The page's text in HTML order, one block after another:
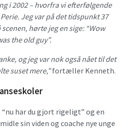
i 2002 – hvorfra vi efterfølgende
Jeg var på det tidspunkt 37
hørte jeg en sige: “Wow
the old guy”.
og jeg var nok også nået til det
suset mere,”fortæller Kenneth.
har du gjort rigeligt” og en
sin viden og coache nye unge